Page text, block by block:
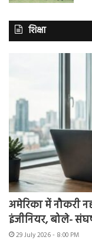
शिक्षा
अमेरिका में नौकरी
इंजीनियर, बोले-
29 July 2026 - 8:00 PM